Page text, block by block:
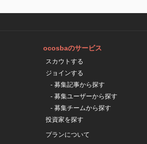
ocosbaのサービス
スカウトする
ジョインする
- 募集記事から探す
- 募集ユーザーから探す
- 募集チームから探す
投資家を探す
プランについて